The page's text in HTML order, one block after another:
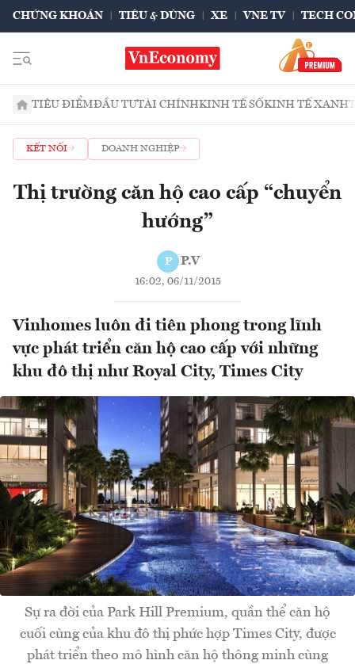
CHỨNG KHOÁN TIÊU & DÙNG XE VNE TV TECH
TIÊU ĐIỂMĐẦU TƯTÀI CHÍNHKINH TẾ SỐKINH TẾ XANH
KẾT NỐI DOANH NGHIỆP
Thị trường căn hộ cao cấp “chuyển
hướng”
P P.V
16:02, 06/11/2015
Vinhomes luôn đi tiên phong trong lĩnh
vực phát triển căn hộ cao cấp với những
khu đô thị như Royal City, Times City
Sự ra đời của Park Hill Premium, quần thể căn hộ
cuối cùng của khu đô thị phức hợp Times City, được
phát triển theo mô hình căn hộ thông minh cùng